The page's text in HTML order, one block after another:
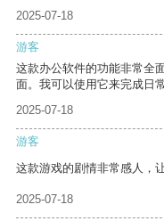
2025-07-18
游客
这款办公软件的功能非常全
面。我可以使用它来完成日
2025-07-18
游客
这款游戏的剧情非常感人，
2025-07-18